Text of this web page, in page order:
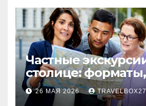
Частные
столице: форматы,
маршруты и
организации
26 МАЯ 2026